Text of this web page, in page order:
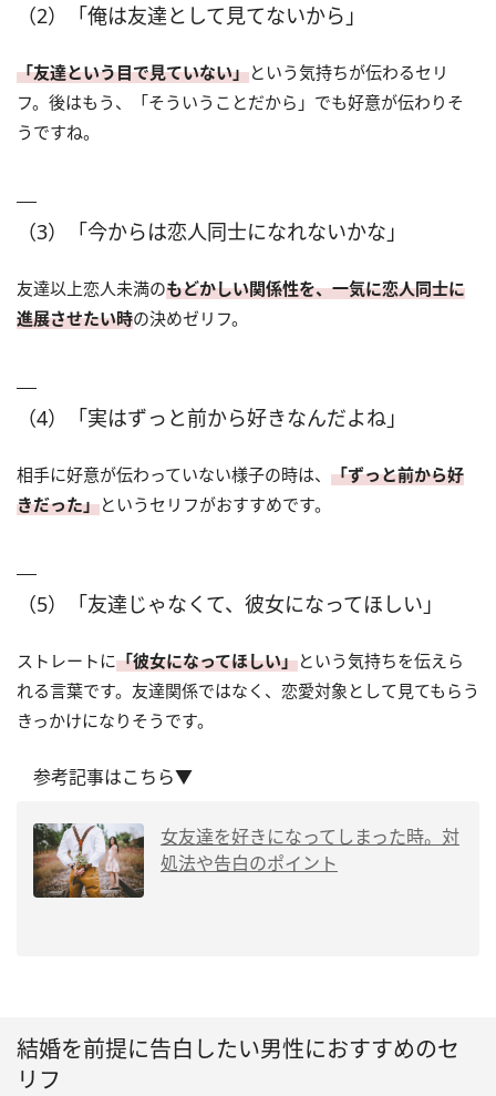
（2）「俺は友達として見てないから」
「友達という目で見ていない」という気持ちが伝わるセリ
フ。後はもう、「そういうことだから」でも好意が伝わりそ
うですね。
（3）「今からは恋人同士になれないかな」
友達以上恋人未満のもどかしい関係性を、一気に恋人同士に
進展させたい時の決めゼリフ。
（4）「実はずっと前から好きなんだよね」
相手に好意が伝わっていない様子の時は、 「ずっと前から好
きだった」というセリフがおすすめです。
（5）「友達じゃなくて、彼女になってほしい」
ストレートに「彼女になってほしい」という気持ちを伝えら
れる言葉です。友達関係ではなく、恋愛対象として見てもらう
きっかけになりそうです。
参考記事はこちら▼
女友達を好きになってしまった時。対
処法や告白のポイント
結婚を前提に告白したい男性におすすめのセ
リフ